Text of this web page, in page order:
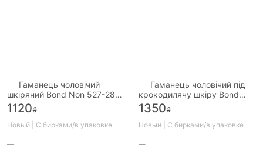
Гаманець чоловічий
шкіряний Bond Non 527-281
чорний
1120₴
Новый | С бирками/в упаковке
Гаманець чоловічий під
крокодилячу шкіру Bond
519-356 чорний
1350₴
Новый | С бирками/в упаковке